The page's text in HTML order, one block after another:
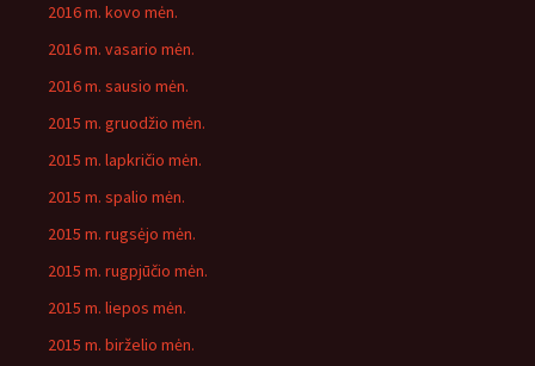
2016 m. kovo mėn.
2016 m. vasario mėn.
2016 m. sausio mėn.
2015 m. gruodžio mėn.
2015 m. lapkričio mėn.
2015 m. spalio mėn.
2015 m. rugsėjo mėn.
2015 m. rugpjūčio mėn.
2015 m. liepos mėn.
2015 m. birželio mėn.